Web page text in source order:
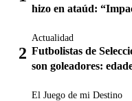
hizo en ataúd:
Actualidad
Futbolistas de
son goleadores:
El Juego de mi Destino